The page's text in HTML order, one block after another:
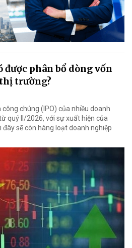
được phân bổ dòng vốn
trường?
chúng (IPO) của nhiều doanh
quý II/2026, với sự xuất hiện của
đây sẽ còn hàng loạt doanh nghiệp